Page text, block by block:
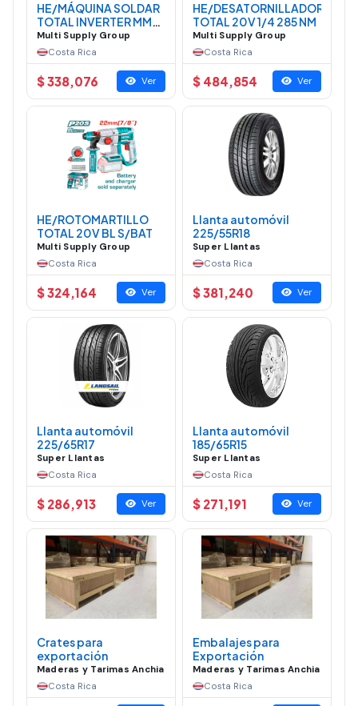
HE/MÁQUINA SOLDAR
TOTAL INVERTER MMA
MINI 130A
Multi Supply Group
Costa Rica
$ 338,076 Ver
HE/DESATORNILLADOR
TOTAL 20V 1/4 285 NM
Multi Supply Group
Costa Rica
$ 484,854 Ver
HE/ROTOMARTILLO
TOTAL 20V BL S/BAT
Multi Supply Group
Costa Rica
$ 324,164 Ver
Llanta automóvil
225/55R18
Super Llantas
Costa Rica
$ 381,240 Ver
Llanta automóvil
225/65R17
Super Llantas
Costa Rica
$ 286,913 Ver
Llanta automóvil
185/65R15
Super Llantas
Costa Rica
$ 271,191 Ver
Crates para
exportación
Maderas y Tarimas Anchia
Costa Rica
Embalajes para
Exportación
Maderas y Tarimas Anchia
Costa Rica